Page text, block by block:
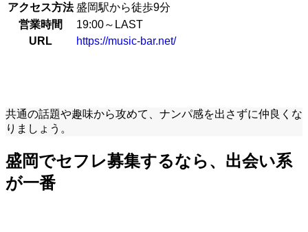
アクセス方法 盛岡駅から徒歩9分
営業時間
19:00～LAST
URL
https://music-bar.net/
共通の話題や趣味から攻めて、ナンパ感を出さずに仲良くな
りましょう。
盛岡でセフレ募集するなら、出会い系
が一番